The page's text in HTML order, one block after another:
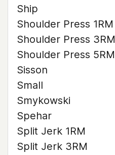
Ship
Shoulder Press 1RM
Shoulder Press 3RM
Shoulder Press 5RM
Sisson
Small
Smykowski
Spehar
Split Jerk 1RM
Split Jerk 3RM